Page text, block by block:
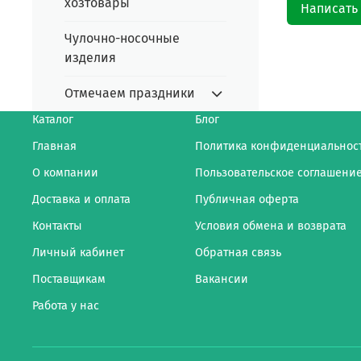
Написать
Чулочно-носочные
изделия
Отмечаем праздники
Каталог
Главная
О компании
Доставка и оплата
Контакты
Личный кабинет
Поставщикам
Работа у нас
Блог
Политика
Пользовательское соглашение
Публичная оферта
Условия обмена и возврата
Обратная связь
Вакансии